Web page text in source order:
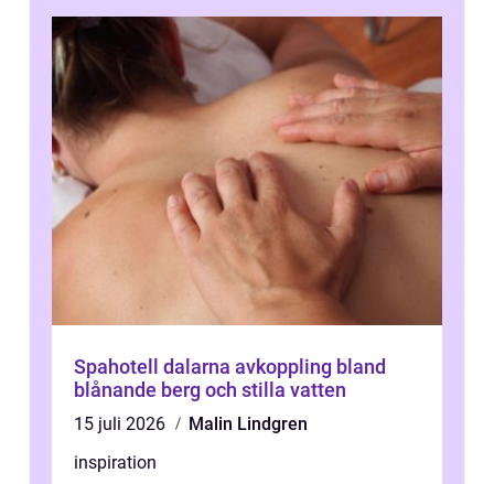
Spahotell dalarna avkoppling bland
blånande berg och stilla vatten
15 juli 2026
Malin Lindgren
inspiration